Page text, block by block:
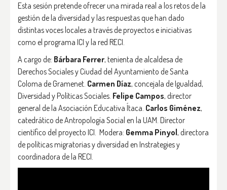
Esta sesión pretende ofrecer una mirada real a los retos de la
gestión de la diversidad y las respuestas que han dado
distintas voces locales a través de proyectos e iniciativas
como el programa ICI y la red RECI.
A cargo de: Bárbara Ferrer, tenienta de alcaldesa de
Derechos Sociales y Ciudad del Ayuntamiento de Santa
Coloma de Gramenet. Carmen Díaz, concejala de Igualdad,
Diversidad y Políticas Sociales. Felipe Campos, director
general de la Asociación Educativa Ítaca. Carlos Giménez,
catedrático de Antropología Social en la UAM. Director
científico del proyecto ICI. Modera: Gemma Pinyol, directora
de políticas migratorias y diversidad en Instrategies y
coordinadora de la RECI.